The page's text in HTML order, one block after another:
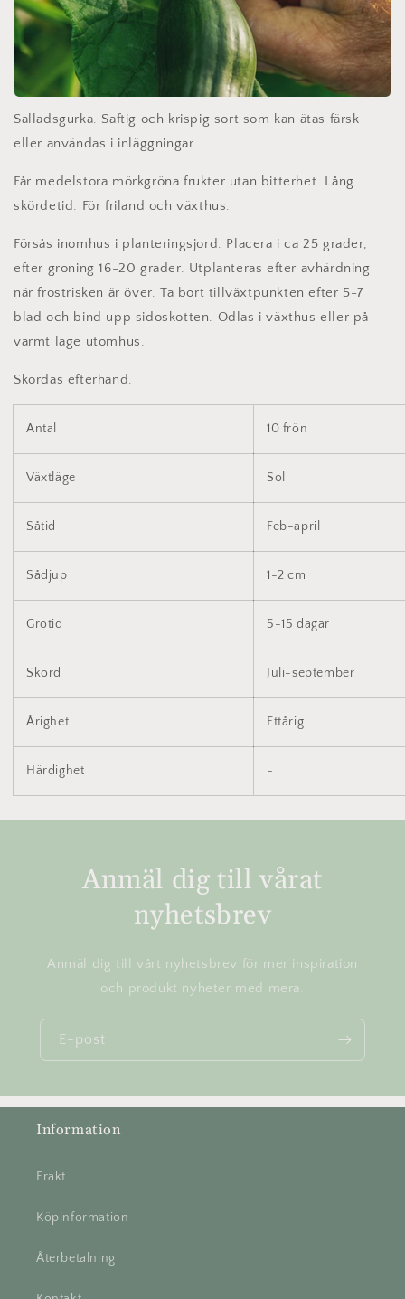
Salladsgurka. Saftig och krispig sort som kan ätas färsk
eller användas i inläggningar.
Får medelstora mörkgröna frukter utan bitterhet. Lång
skördetid. För friland och växthus.
Försås inomhus i planteringsjord. Placera i ca 25 grader,
efter groning 16-20 grader. Utplanteras efter avhärdning
när frostrisken är över. Ta bort tillväxtpunkten efter 5-7
blad och bind upp sidoskotten. Odlas i växthus eller på
varmt läge utomhus.
Skördas efterhand.
Antal 10 frön
Växtläge Sol
Såtid Feb-april
Sådjup 1-2 cm
Grotid 5-15 dagar
Skörd Juli-september
Årighet Ettårig
Härdighet -
Anmäl dig till vårat
nyhetsbrev
Anmäl dig till vårt nyhetsbrev för mer inspiration
och produkt nyheter med mera.
E-post
Information
Frakt
Köpinformation
Återbetalning